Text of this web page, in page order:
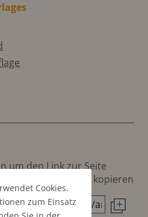
um den Link zur Seite
Zwischenablage zu kopieren
Cookies.
zum Einsatz